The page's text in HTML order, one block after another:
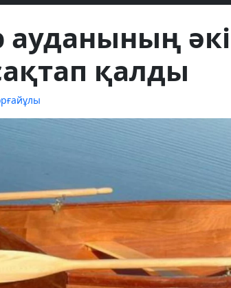
ауданының
қалды